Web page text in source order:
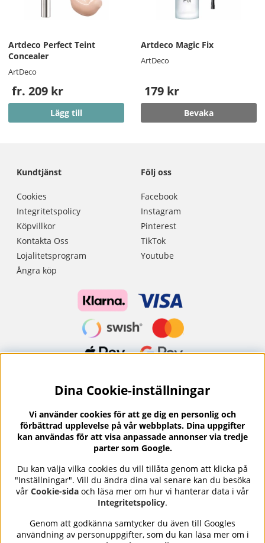
Artdeco Perfect Teint
Concealer
ArtDeco
fr. 209 kr
Lägg till
Artdeco Magic Fix
ArtDeco
179 kr
Bevaka
Kundtjänst
Cookies
Integritetspolicy
Köpvillkor
Kontakta Oss
Lojalitetsprogram
Ångra köp
Följ oss
Facebook
Instagram
Pinterest
TikTok
Youtube
Nyhetsbrev?
I vårt nyhetsbrev får du ta del av nyheter och
erbjudanden.
Se våra omdömen på⭐ Trustpilot
Nails Body and Beautyerbjuder professionell hudvård,
Dina Cookie-inställningar
Vi använder cookies för att ge dig en personlig och
förbättrad upplevelse på vår webbplats. Dina uppgifter
kan användas för att visa anpassade annonser via tredje
parter som Google.
Du kan välja vilka cookies du vill tillåta genom att klicka på
"Inställningar". Vill du ändra dina val senare kan du besöka
vår Cookie-sida och läsa mer om hur vi hanterar data i vår
Integritetspolicy.
Genom att godkänna samtycker du även till Googles
användning av personuppgifter, som du kan läsa mer om i